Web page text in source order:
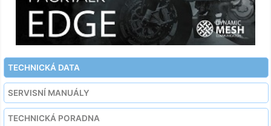
TECHNICKÁ DATA
SERVISNÍ MANUÁLY
TECHNICKÁ PORADNA